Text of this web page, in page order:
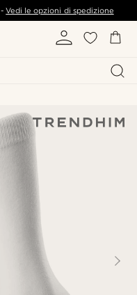
-Vedi le opzioni di spedizione